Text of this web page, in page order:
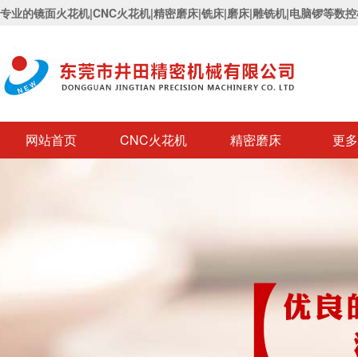
专业的镜面火花机|CNC火花机|精密磨床|铣床|磨床|雕铣机|电脑锣等数
网站首页 CNC火花机 精密磨床 更